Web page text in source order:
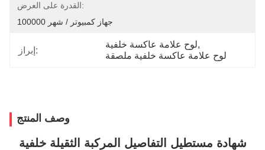
القدرة على العرض:
100000 جهاز كمبيوتر / شهر
إبراز:
لوح علامة عاكسة خلفية,
لوح علامة عاكسة خلفية ملصقة
وصف المنتج
شهادة مستطيل التفاصيل المركبة الثقيلة خلفية